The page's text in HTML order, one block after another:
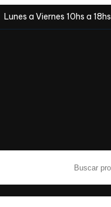
Lunes a Viernes 10hs a 18hs